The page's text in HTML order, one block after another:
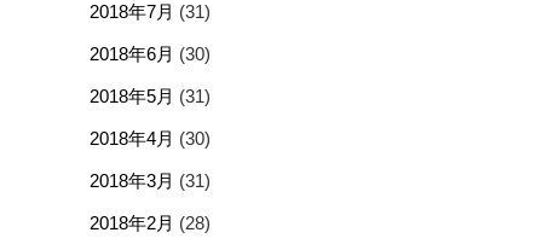
2018年7月 (31)
2018年6月 (30)
2018年5月 (31)
2018年4月 (30)
2018年3月 (31)
2018年2月 (28)